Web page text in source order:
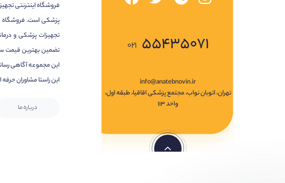
۰۲۱ ۵۵۴۳۵۰۷۱
info@anatebnovin.ir
تهران، اتوبان نواب، مجتمع پزشکی اقاقیا، طبقه اول،
واحد ۱۱۳
فروشگاه اینترنتی
پزشکی است. فروشگاه
تجهیزات پزشکی و
تضمین بهترین قیمت
این مجموعه آگاهی
این راستا مشاوران
درباره ما